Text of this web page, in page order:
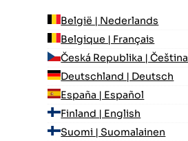
België | Nederlands
Belgique | Français
Česká Republika | Čeština
Deutschland | Deutsch
España | Español
Finland | English
Suomi | Suomalainen